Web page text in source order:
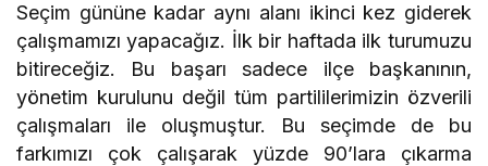
Seçim gününe kadar aynı alanı ikinci kez giderek
çalışmamızı yapacağız. İlk bir haftada ilk turumuzu
bitireceğiz. Bu başarı sadece ilçe başkanının,
yönetim kurulunu değil tüm partililerimizin özverili
çalışmaları ile oluşmuştur. Bu seçimde de bu
farkımızı çok çalışarak yüzde 90’lara çıkarma